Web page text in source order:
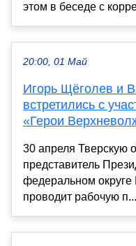
этом в беседе с
20:00, 01 Май
Игорь Щёголев и
встретились с
«Герои
30 апреля Тверскую
представитель
федеральном
проводит рабочую п...